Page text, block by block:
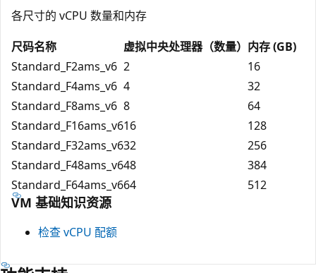
各尺寸的 vCPU 数量和内存
尺码名称
虚拟中央处理器（数量） 内存 (GB)
Standard_F2ams_v6 2
16
Standard_F4ams_v6 4
32
Standard_F8ams_v6 8
64
Standard_F16ams_v616
128
Standard_F32ams_v632
256
Standard_F48ams_v648
384
Standard_F64ams_v664 512
VM 基础知识资源
检查 vCPU 配额